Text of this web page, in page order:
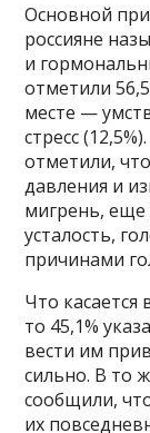
Основной
россияне
и
отметили
месте —
стресс
отметили,
давления и
мигрень, еще
усталость,
причинами
Что касается
то 45,1%
вести им
сильно. В то
сообщили,
их